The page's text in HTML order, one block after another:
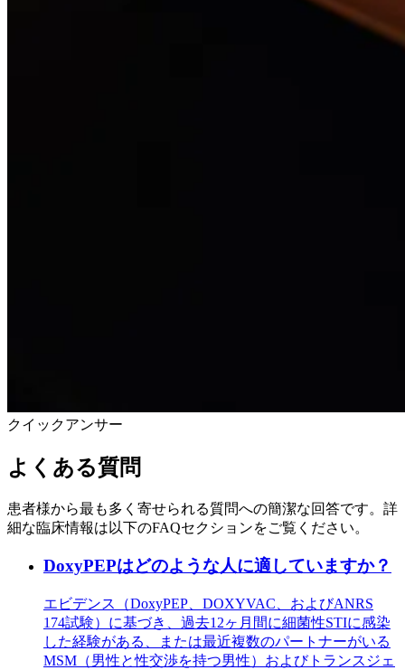
クイックアンサー
よくある質問
患者様から最も多く寄せられる質問への簡潔な回答です。詳
細な臨床情報は以下のFAQセクションをご覧ください。
DoxyPEPはどのような人に適していますか？
エビデンス（DoxyPEP、DOXYVAC、およびANRS
174試験）に基づき、過去12ヶ月間に細菌性STIに感染
した経験がある、または最近複数のパートナーがいる
MSM（男性と性交渉を持つ男性）およびトランスジェ